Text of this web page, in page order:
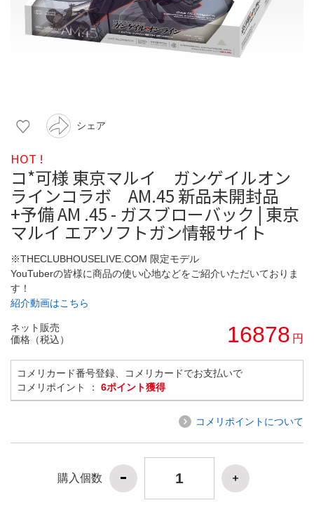
シェア
HOT !
コ*可様 東京マルイ ガンゲイルオン
ラインコラボ AM.45 新品未開封品
+予備 AM .45 - ガスブローバック | 東京
マルイ エアソフトガン情報サイト
※THECLUBHOUSELIVE.COM 限定モデル
YouTuberの皆様に商品の使い心地などをご紹介いただいておりま
す！
紹介動画はこちら
ネット販売
価格（税込）
16878 円
コメリカード番号登録、コメリカードでお支払いで
コメリポイント ： 6ポイント獲得
コメリポイントについて
購入個数